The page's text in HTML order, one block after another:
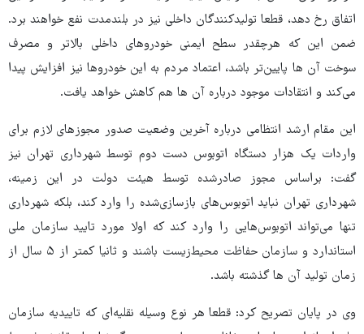
اتفاق رخ دهد، قطعا تولیدکنندگان داخلی نیز در بلندمدت نفع خواهند برد.
ضمن این که هرچقدر سطح ایمنی خودروهای داخلی بالاتر و مصرف
سوخت آن ها پایین‌تر باشد، اعتماد مردم به این خودروها نیز افزایش پیدا
می‌کند و انتقادات موجود درباره آن ها هم کاهش خواهد یافت.
این مقام ارشد انتظامی درباره آخرین وضعیت صدور مجوزهای لازم برای
واردات یک هزار دستگاه اتوبوس‌ دست دوم توسط شهرداری تهران نیز
گفت: براساس مجوز صادرشده توسط هیئت دولت در این زمینه،
شهرداری تهران نباید اتوبوس‌های بازسازی‌شده را وارد کند، بلکه شهرداری
تنها می‌تواند اتوبوس‌هایی را وارد کند که اولا مورد تایید سازمان ملی
استاندارد و سازمان حفاظت محیط‌زیست باشند و ثانیا کمتر از ۵ سال از
زمان تولید آن ها گذشته باشد.
وی در پایان تصریح کرد: قطعا هر نوع وسیله نقلیه‌ای که تاییدیه سازمان